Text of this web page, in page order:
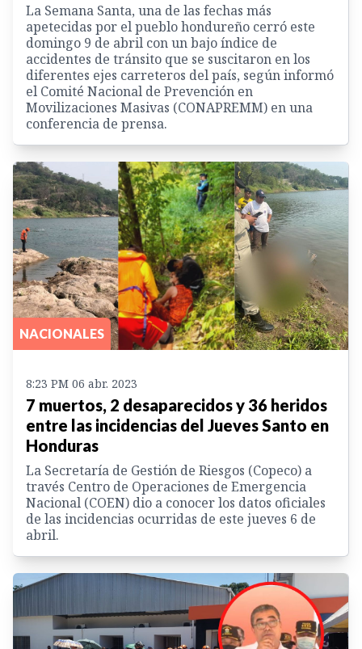
La Semana Santa, una de las fechas más
apetecidas por el pueblo hondureño cerró este
domingo 9 de abril con un bajo índice de
accidentes de tránsito que se suscitaron en los
diferentes ejes carreteros del país, según informó
el Comité Nacional de Prevención en
Movilizaciones Masivas (CONAPREMM) en una
conferencia de prensa.
NACIONALES
8:23 PM 06 abr. 2023
7 muertos, 2 desaparecidos y 36 heridos
entre las incidencias del Jueves Santo en
Honduras
La Secretaría de Gestión de Riesgos (Copeco) a
través Centro de Operaciones de Emergencia
Nacional (COEN) dio a conocer los datos oficiales
de las incidencias ocurridas de este jueves 6 de
abril.